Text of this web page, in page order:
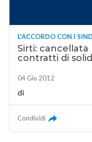
L'ACCORDO CON I
Sirti: cancellata
contratti di
04 Giu 2012
di
Condividi